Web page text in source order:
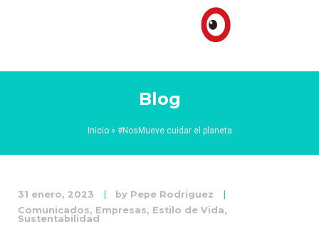
Blog
Inicio» #NosMueve cuidar el planeta
31 enero, 2023 by Pepe Rodriguez
Comunicados, Empresas, Estilo de Vida,
Sustentabilidad